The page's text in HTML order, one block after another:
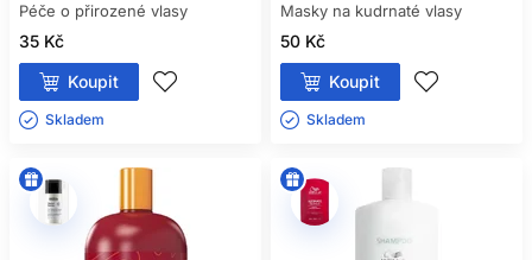
Péče o přirozené vlasy
35 Kč
Koupit
Skladem ㅤ
Masky na kudrnaté vlasy
50 Kč
Koupit
Skladem ㅤ